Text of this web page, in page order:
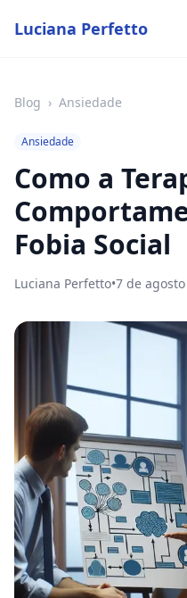
Luciana Perfetto
Blog › Ansiedade
Ansiedade
Como a
Fobia Social
Luciana Perfetto•7 de